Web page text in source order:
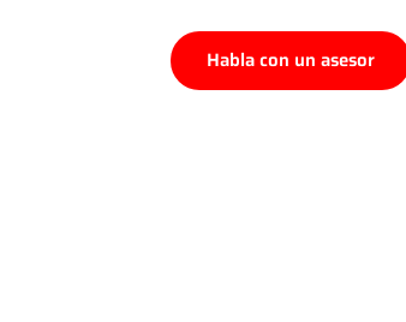
Habla con un asesor